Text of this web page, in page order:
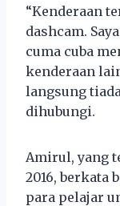
“Kenderaan
dashcam.
cuma cuba
kenderaan
langsung
dihubungi.
Amirul, yang
2016, berkata
para pelajar